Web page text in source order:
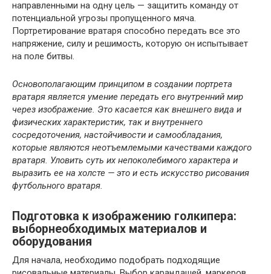
направленными на одну цель — защитить команду от
потенциальной угрозы пропущенного мяча.
Портретирование вратаря способно передать все это
напряжение, силу и решимость, которую он испытывает
на поле битвы.
Основополагающим принципом в создании портрета
вратаря является умение передать его внутренний мир
через изображение. Это касается как внешнего вида и
физических характеристик, так и внутреннего
сосредоточения, настойчивости и самообладания,
которые являются неотъемлемыми качествами каждого
вратаря. Уловить суть их непоколебимого характера и
выразить ее на холсте — это и есть искусство рисования
футбольного вратаря.
Подготовка к изображению голкипера:
выборнеобходимых материалов и
оборудования
Для начала, необходимо подобрать подходящие